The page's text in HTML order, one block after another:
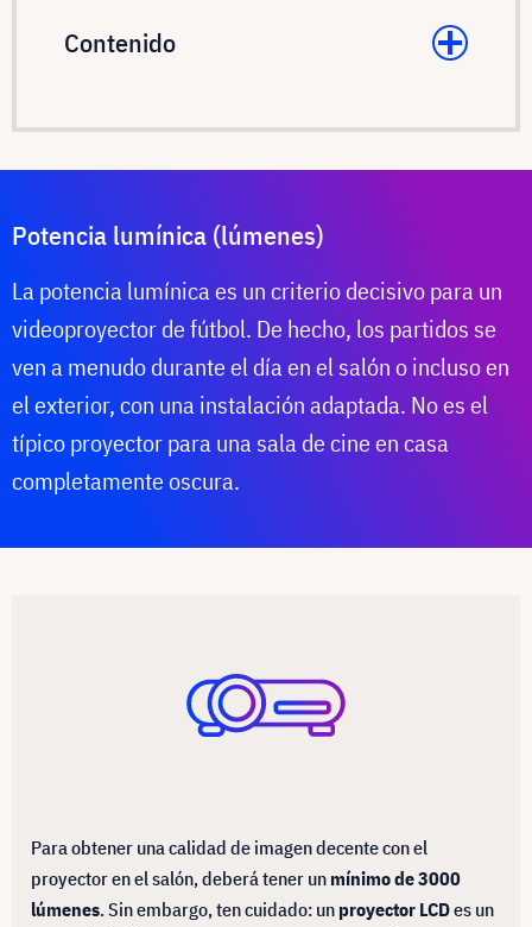
Contenido
Potencia lumínica (lúmenes)
La potencia lumínica es un criterio decisivo para un
videoproyector de fútbol. De hecho, los partidos se
ven a menudo durante el día en el salón o incluso en
el exterior, con una instalación adaptada. No es el
típico proyector para una sala de cine en casa
completamente oscura.
Para obtener una calidad de imagen decente con el
proyector en el salón, deberá tener un mínimo de 3000
lúmenes. Sin embargo, ten cuidado: un proyector LCDes un